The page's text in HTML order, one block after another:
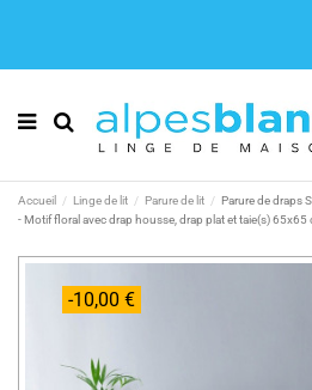
Accueil Linge de lit Parure de lit
Parure de draps
- Motif floral avec drap housse, drap plat et taie(s)
-10,00 €